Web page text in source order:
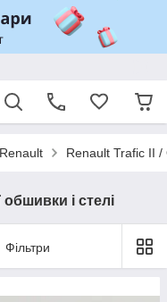
Renault Trafic II
і стелі
Фільтри